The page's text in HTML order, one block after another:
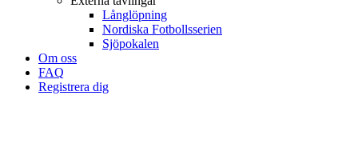
Långlöpning
Nordiska Fotbollsserien
Sjöpokalen
Om oss
FAQ
Registrera dig